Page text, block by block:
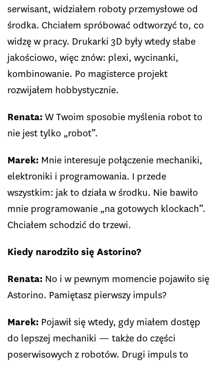
serwisant, widziałem roboty przemysłowe od
środka. Chciałem spróbować odtworzyć to, co
widzę w pracy. Drukarki 3D były wtedy słabe
jakościowo, więc znów: plexi, wycinanki,
kombinowanie. Po magisterce projekt
rozwijałem hobbystycznie.
Renata: W Twoim sposobie myślenia robot to
nie jest tylko „robot”.
Marek: Mnie interesuje połączenie mechaniki,
elektroniki i programowania. I przede
wszystkim: jak to działa w środku. Nie bawiło
mnie programowanie „na gotowych klockach”.
Chciałem schodzić do trzewi.
Kiedy narodziło się Astorino?
Renata: No i w pewnym momencie pojawiło się
Astorino. Pamiętasz pierwszy impuls?
Marek: Pojawił się wtedy, gdy miałem dostęp
do lepszej mechaniki — także do części
poserwisowych z robotów. Drugi impuls to